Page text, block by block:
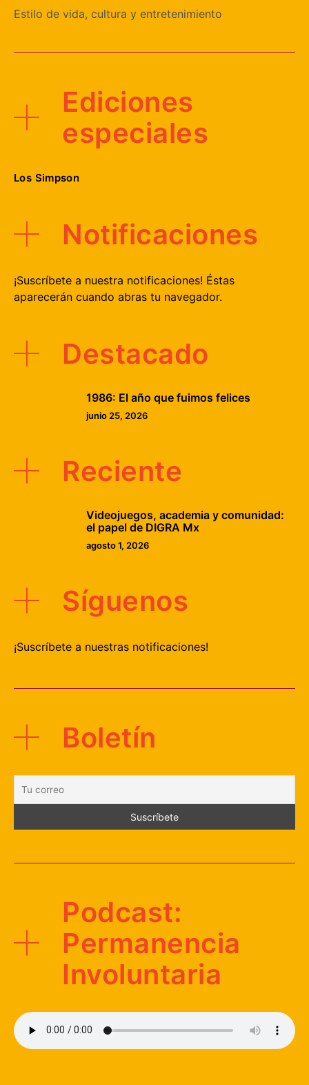
Estilo de vida, cultura y entretenimiento
Ediciones
especiales
Los Simpson
Notificaciones
¡Suscríbete a nuestra notificaciones! Éstas
aparecerán cuando abras tu navegador.
Destacado
1986: El año que fuimos felices
junio 25, 2026
Reciente
Videojuegos, academia y comunidad:
el papel de DIGRA Mx
agosto 1, 2026
Síguenos
¡Suscríbete a nuestras notificaciones!
Boletín
Podcast:
Permanencia
Involuntaria